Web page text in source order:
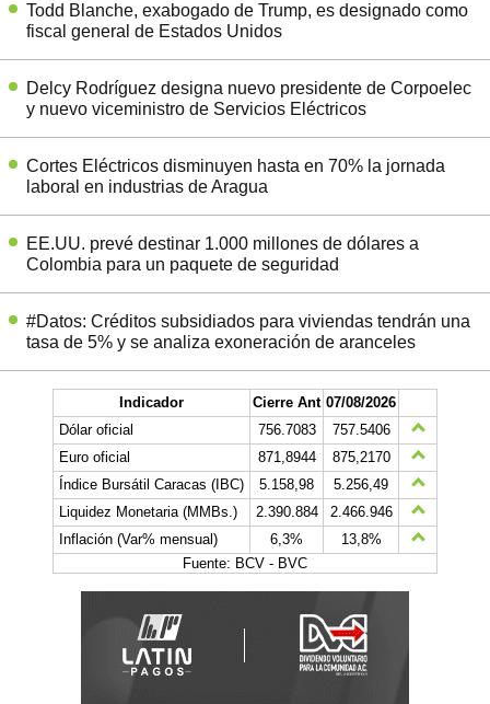
Todd Blanche, exabogado de Trump, es designado como
fiscal general de Estados Unidos
Delcy Rodríguez designa nuevo presidente de Corpoelec
y nuevo viceministro de Servicios Eléctricos
Cortes Eléctricos disminuyen hasta en 70% la jornada
laboral en industrias de Aragua
EE.UU. prevé destinar 1.000 millones de dólares a
Colombia para un paquete de seguridad
#Datos: Créditos subsidiados para viviendas tendrán una
tasa de 5% y se analiza exoneración de aranceles
Indicador Cierre Ant 07/08/2026
Dólar oficial
756.7083
757.5406
Euro oficial
871,8944
875,2170
Índice Bursátil Caracas (IBC)
5.158,98
5.256,49
Liquidez Monetaria (MMBs.)
2.390.884
2.466.946
Inflación (Var% mensual)
6,3%
13,8%
Fuente: BCV - BVC